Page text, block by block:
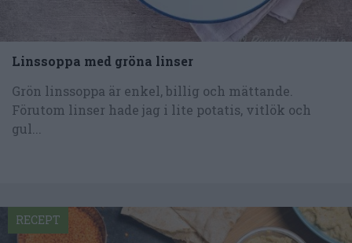
Linssoppa med gröna linser
Grön linssoppa är enkel, billig och mättande.
Förutom linser hade jag i lite potatis, vitlök och
gul...
RECEPT